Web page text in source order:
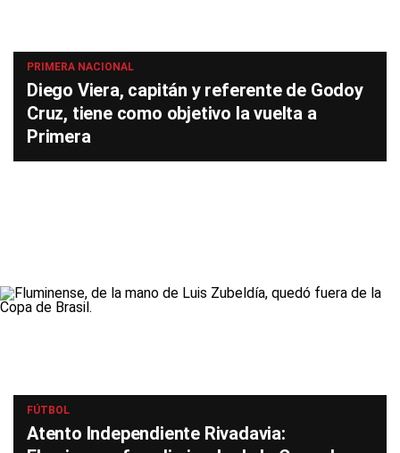
PRIMERA NACIONAL
Diego Viera, capitán y referente de Godoy
Cruz, tiene como objetivo la vuelta a
Primera
FÚTBOL
Atento Independiente Rivadavia: